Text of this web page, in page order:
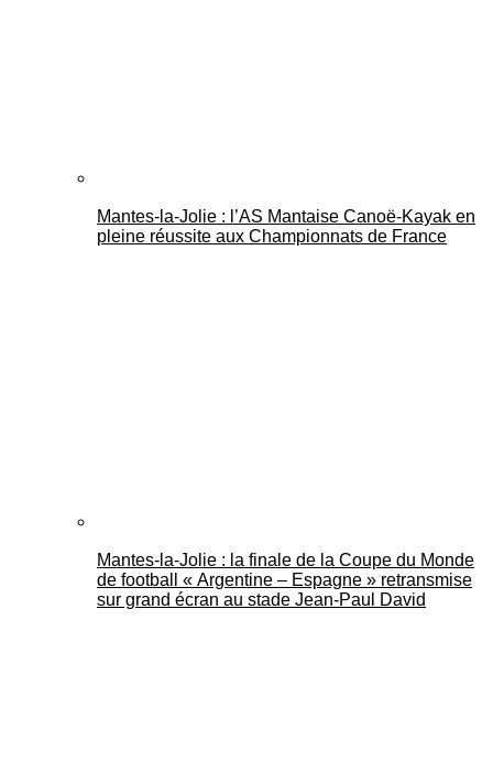
Mantes-la-Jolie : l’AS Mantaise Canoë‑Kayak en
pleine réussite aux Championnats de France
Mantes-la-Jolie : la finale de la Coupe du Monde
de football « Argentine – Espagne » retransmise
sur grand écran au stade Jean-Paul David